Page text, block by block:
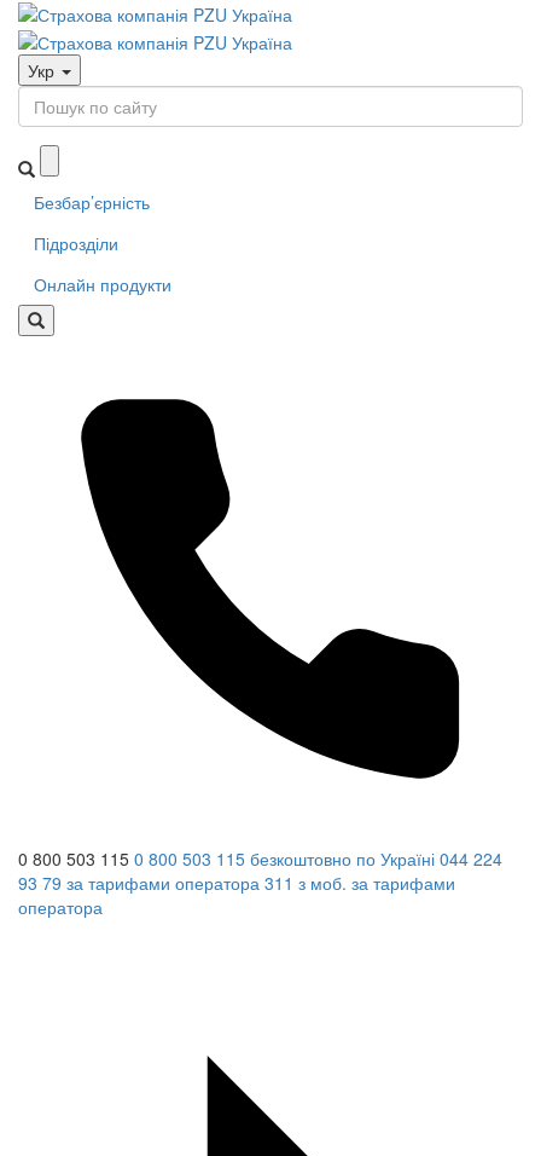
Укр
Безбар’єрність
Підрозділи
Онлайн продукти
0 800 503 115 0 800 503 115 безкоштовно по Україні 044 224
93 79 за тарифами оператора 311 з моб. за тарифами
оператора